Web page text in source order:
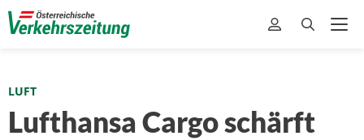
LUFT
Lufthansa Cargo schärft